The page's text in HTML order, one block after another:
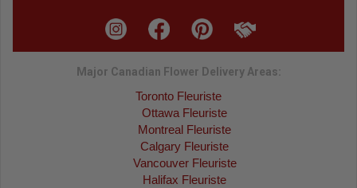
Major Canadian Flower Delivery Areas:
Toronto Fleuriste
Ottawa Fleuriste
Montreal Fleuriste
Calgary Fleuriste
Vancouver Fleuriste
Halifax Fleuriste